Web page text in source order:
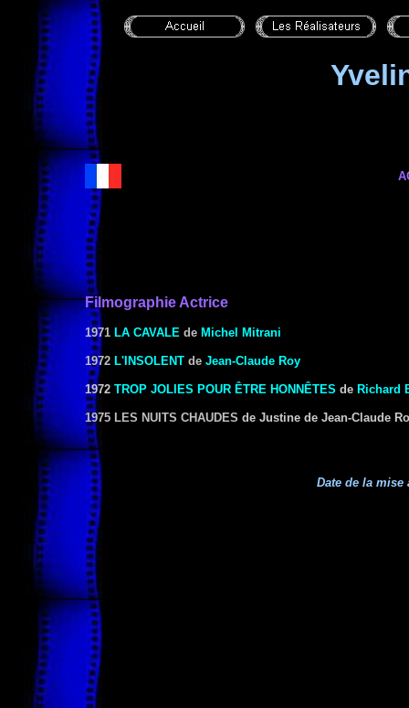
Filmographie Actrice
1971 LA CAVALE de Michel Mitrani
1972 L'INSOLENT de Jean-Claude Roy
1972 TROP JOLIES POUR ÊTRE HONNÊTES de Richard
1975 LES NUITS CHAUDES de Justine de Jean-Claude
Date de la